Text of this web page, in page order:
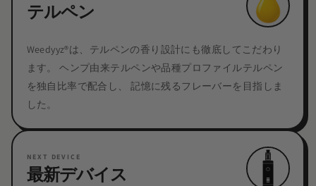
テルペン
Weedyyz®︎は、テルペンの香り設計にも徹底してこだわり
ます。 ヘンプ由来テルペンや品種プロファイルテルペン
を独自比率で配合し、 記憶に残るフレーバーを目指しま
した。
NEXT DEVICE
最新デバイス